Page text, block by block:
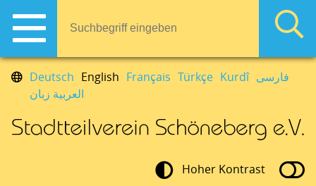
Deutsch English Français Türkçe Kurdî فارسی
العربية زبان
Hoher Kontrast